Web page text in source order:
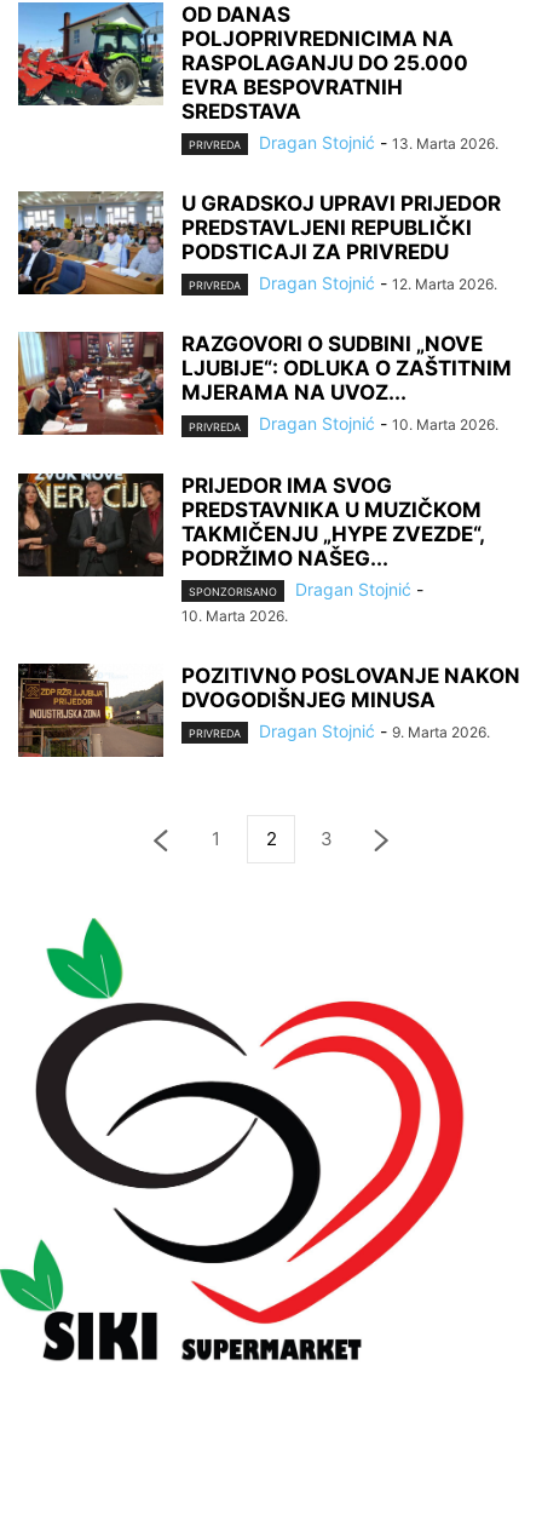
OD DANAS
POLJOPRIVREDNICIMA NA
RASPOLAGANJU DO 25.000
EVRA BESPOVRATNIH
SREDSTAVA
PRIVREDA Dragan Stojnić - 13. Marta 2026.
U GRADSKOJ UPRAVI PRIJEDOR
PREDSTAVLJENI REPUBLIČKI
PODSTICAJI ZA PRIVREDU
PRIVREDA Dragan Stojnić - 12. Marta 2026.
RAZGOVORI O SUDBINI „NOVE
LJUBIJE“: ODLUKA O ZAŠTITNIM
MJERAMA NA UVOZ...
PRIVREDA Dragan Stojnić - 10. Marta 2026.
PRIJEDOR IMA SVOG
PREDSTAVNIKA U MUZIČKOM
TAKMIČENJU „HYPE ZVEZDE“,
PODRŽIMO NAŠEG...
SPONZORISANO Dragan Stojnić -
10. Marta 2026.
POZITIVNO POSLOVANJE NAKON
DVOGODIŠNJEG MINUSA
PRIVREDA Dragan Stojnić - 9. Marta 2026.
1 2 3